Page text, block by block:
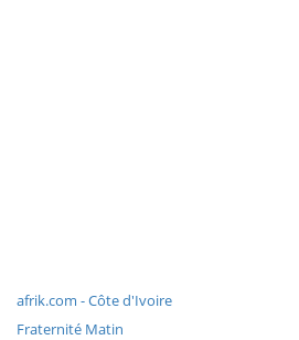
afrik.com - Côte d'Ivoire
Fraternité Matin